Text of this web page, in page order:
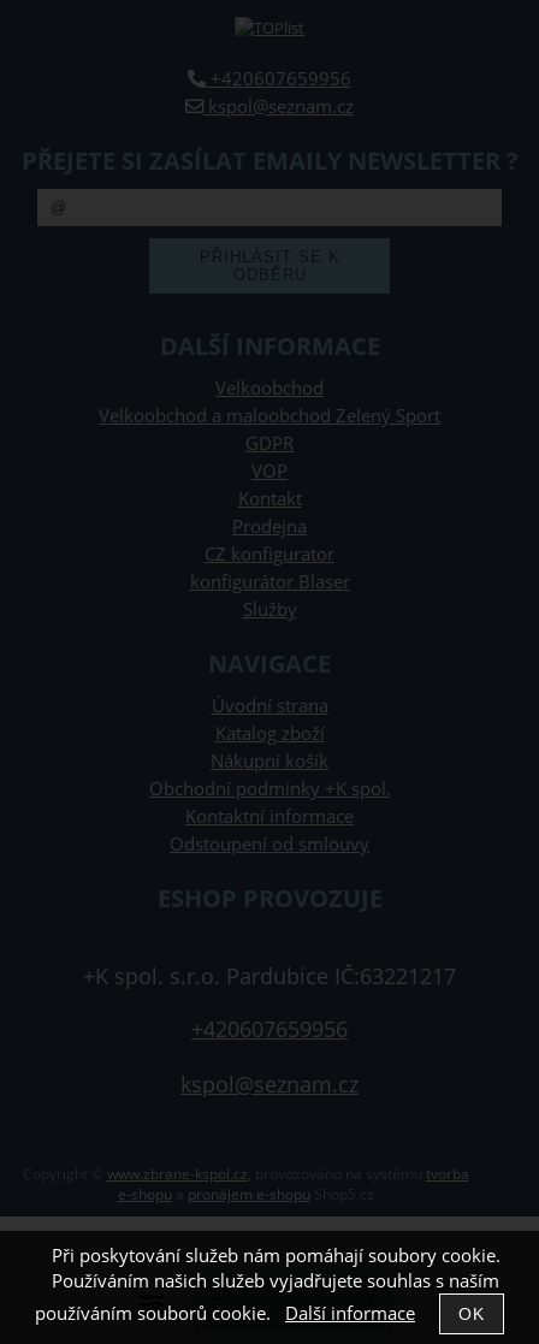
+420607659956
kspol@seznam.cz
PŘEJETE SI ZASÍLAT EMAILY NEWSLETTER ?
DALŠÍ INFORMACE
Velkoobchod
Velkoobchod a maloobchod Zelený Sport
GDPR
VOP
Kontakt
Prodejna
CZ konfigurator
konfigurátor Blaser
Služby
NAVIGACE
Úvodní strana
Katalog zboží
Nákupní košík
Obchodní podmínky +K spol.
Kontaktní informace
Odstoupení od smlouvy
ESHOP PROVOZUJE
+K spol. s.r.o. Pardubice IČ:63221217
+420607659956
kspol@seznam.cz
Copyright © www.zbrane-kspol.cz
tvorba
e-shopu
pronájem e-shopu
Při poskytování služeb nám pomáhají soubory cookie.
Používáním našich služeb vyjadřujete souhlas s naším
používáním souborů cookie. Další informace